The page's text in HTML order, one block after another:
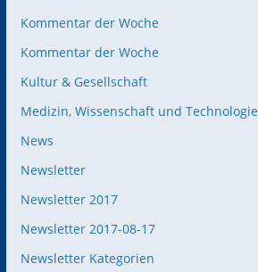
Kommentar der Woche
Kommentar der Woche
Kultur & Gesellschaft
Medizin, Wissenschaft und Technologie
News
Newsletter
Newsletter 2017
Newsletter 2017-08-17
Newsletter Kategorien